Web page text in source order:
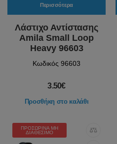
Περισσότερα
Λάστιχο Αντίστασης
Amila Small Loop
Heavy 96603
Κωδικός 96603
3.50€
Προσθήκη στο καλάθι
ΠΡΟΣΩΡΙΝΆ ΜΗ
ΔΙΑΘΈΣΙΜΟ